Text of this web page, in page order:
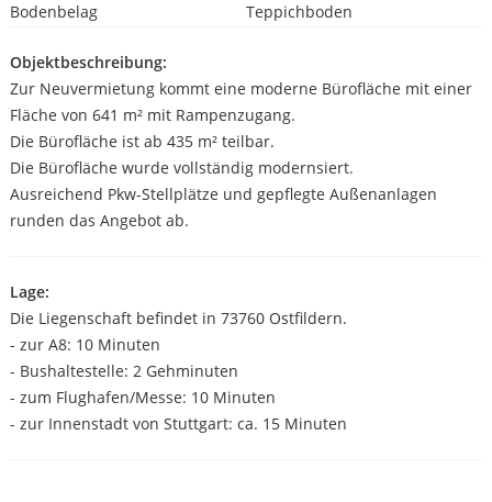
Bodenbelag
Teppichboden
Objektbeschreibung:
Zur Neuvermietung kommt eine moderne Bürofläche mit einer
Fläche von 641 m² mit Rampenzugang.
Die Bürofläche ist ab 435 m² teilbar.
Die Bürofläche wurde vollständig modernsiert.
Ausreichend Pkw-Stellplätze und gepflegte Außenanlagen
runden das Angebot ab.
Lage:
Die Liegenschaft befindet in 73760 Ostfildern.
- zur A8: 10 Minuten
- Bushaltestelle: 2 Gehminuten
- zum Flughafen/Messe: 10 Minuten
- zur Innenstadt von Stuttgart: ca. 15 Minuten